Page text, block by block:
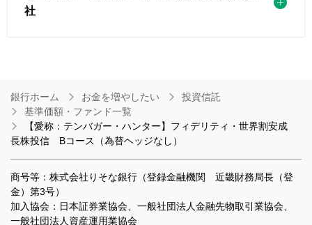
社
銀行ホーム お金を増やしたい
投資信託
基準価額・ファンド一覧
【愛称：テンバガー・ハンター】フィデリティ・世界割安成
長株投信 Bコース（為替ヘッジなし）
商号等：株式会社りそな銀行（登録金融機関 近畿財務局長（登
金）第3号）
加入協会：日本証券業協会、一般社団法人金融先物取引業協会、
一般社団法人資産運用業協会